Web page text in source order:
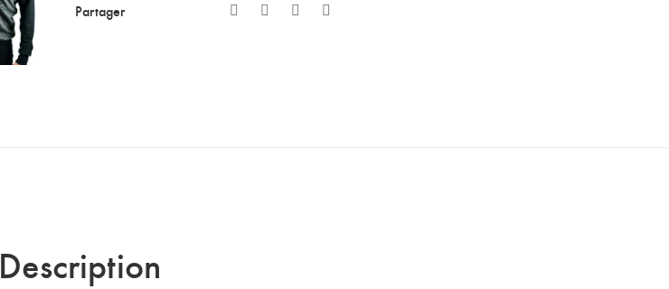
Partager
Description